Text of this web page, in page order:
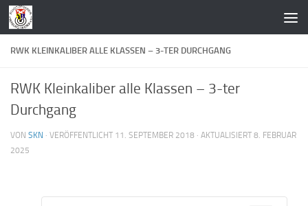
Zum Inhalt springen
RWK KLEINKALIBER ALLE KLASSEN – 3-TER DURCHGANG
RWK Kleinkaliber alle Klassen – 3-ter
Durchgang
VON SKN · VERÖFFENTLICHT 11. SEPTEMBER 2018 · AKTUALISIERT 8. FEBRUAR
2025